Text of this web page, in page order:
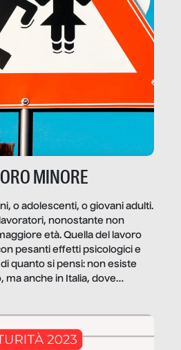
MINORE
o adolescenti, o giovani adulti.
nonostante non
età. Quella del lavoro
pesanti effetti psicologici e
quanto si pensi: non esiste
ma anche in Italia, dove